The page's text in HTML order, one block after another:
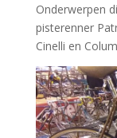
Onderwerpen
pisterenner
Cinelli en